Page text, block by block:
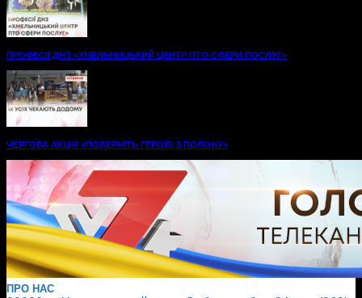
ПРОФЕСІЇ ДНЗ «ХМЕЛЬНИЦЬКИЙ ЦЕНТР ПТО СФЕРИ ПОСЛУГ»
ЧЕРГОВА АКЦІЯ «ПОВЕРНІТЬ ГЕРОЇВ З ПОЛОНУ»
ПРО НАС